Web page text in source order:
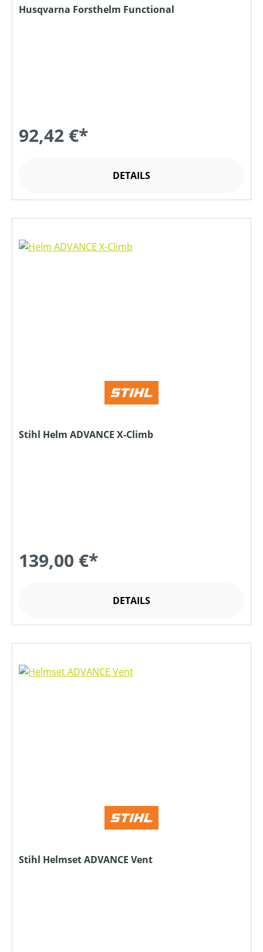
Husqvarna Forsthelm Functional
92,42 €*
DETAILS
Stihl Helm ADVANCE X-Climb
139,00 €*
DETAILS
Stihl Helmset ADVANCE Vent